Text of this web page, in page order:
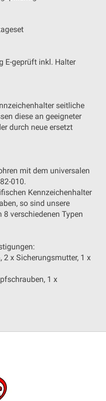
E-geprüft inkl. Halter
seitliche
diese an geeigneter
durch neue ersetzt
mit dem universalen
010.
Kennzeichenhalter
so sind unsere
8 verschiedenen Typen
2 x Sicherungsmutter, 1 x
1 x